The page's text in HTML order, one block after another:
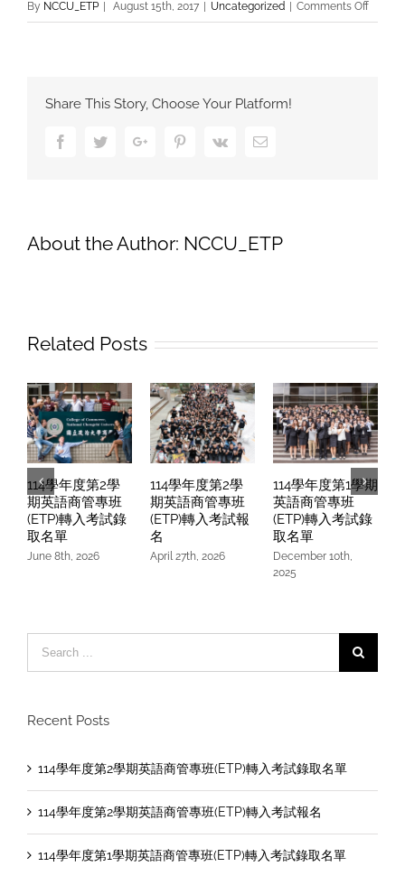
By NCCU_ETP August 15th, 2017 Uncategorized Comments Offon
106
錄
取
名
單
Share This Story, Choose Your Platform!
FacebookTwitterGoogle+ PinterestVk Email
About the Author: NCCU_ETP
Related Posts
114學年度第2學
期英語商管專班
(ETP)轉入考試錄
取名單
June 8th, 2026
114學年度第2學
期英語商管專班
(ETP)轉入考試報
名
April 27th, 2026
114學年度第1學期
英語商管專班
(ETP)轉入考試錄
取名單
December 10th,
2025
for:
Recent Posts
114學年度第2學期英語商管專班(ETP)轉入考試錄取名單
114學年度第2學期英語商管專班(ETP)轉入考試報名
114學年度第1學期英語商管專班(ETP)轉入考試錄取名單